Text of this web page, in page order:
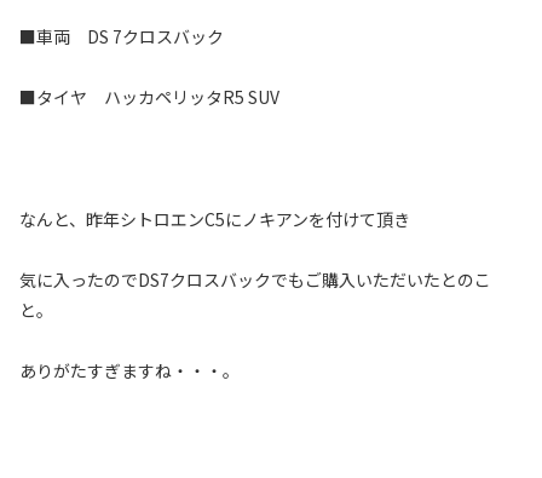
■車両 DS 7クロスバック
■タイヤ ハッカペリッタR5 SUV
なんと、昨年シトロエンC5にノキアンを付けて頂き
気に入ったのでDS7クロスバックでもご購入いただいたとのこ
と。
ありがたすぎますね・・・。